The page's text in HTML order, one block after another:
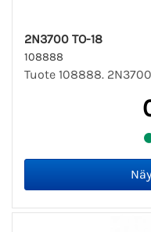
2N3700 TO-18
108888
Tuote 108888. 2N3700